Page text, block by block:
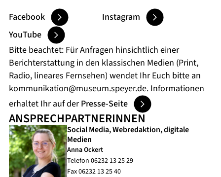
Facebook
Instagram
YouTube
Bitte beachtet: Für Anfragen hinsichtlich einer
Berichterstattung in den klassischen Medien (Print,
Radio, lineares Fernsehen) wendet Ihr Euch bitte an
kommunikation@museum.speyer.de. Informationen
erhaltet Ihr auf derPresse-Seite
ANSPRECHPARTNERINNEN
Social Media, Webredaktion, ­digitale
Medien
Anna Ockert
Telefon 06232 13 25 29
Fax06232 13 25 40